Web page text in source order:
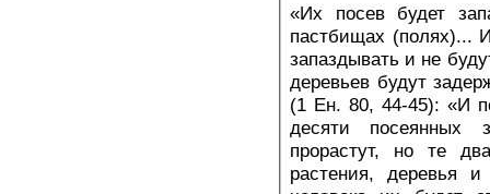
«Их посев будет
пастбищах (полях)...
запаздывать и не
деревьев будут
(1 Ен. 80, 44-45): «И
десяти посеянных
прорастут, но те
растения, деревья